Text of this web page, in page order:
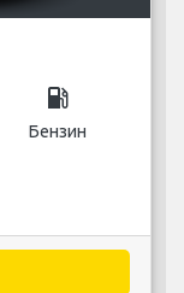
local_gas_station
Бензин